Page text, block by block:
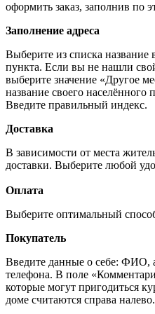
оформить заказ, заполнив по
Заполнение адреса
Выберите из списка название
пункта. Если вы не нашли
выберите значение «Другое
название своего населённого
Введите правильный индекс.
Доставка
В зависимости от места
доставки. Выберите любой
Оплата
Выберите оптимальный
Покупатель
Введите данные о себе: ФИО,
телефона. В поле
которые могут пригодиться
доме считаются справа налево.